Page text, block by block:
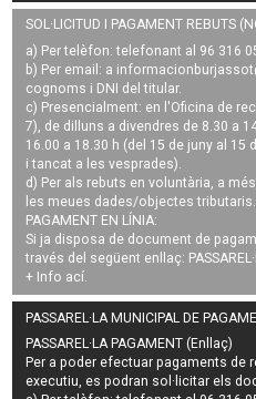
SOL·LICITUD I PAGAMENT REBUTS
a) Per telèfon: telefonant al 96 316
b) Per email: a
cognoms i DNI del titular.
c) Presencialment: en l'Oficina de
7), de dilluns a divendres de 8.30 a
16.00 a 18.30 h (del 15 de juny al 15
i tancat a les vesprades).
d) Per als rebuts en voluntària, a
les meues dades/objectes tributaris.
PAGAMENT EN LÍNIA:
Si ja disposa de document de
través del següent enllaç:
+ Info ací.
PASSAREL·LA MUNICIPAL DE
PASSAREL·LA PAGAMENT (Enllaç)
Per a poder efectuar pagaments de
executiu, es podran sol·licitar els